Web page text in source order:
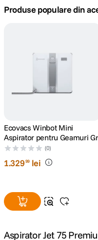
Produse populare din
Ecovacs Winbot Mini
Aspirator pentru Geamuri
(0)
1.32999 lei
Aspirator Jet 75